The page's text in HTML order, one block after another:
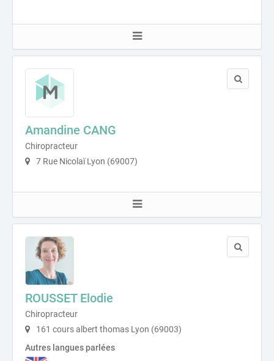
Amandine CANG
Chiropracteur
7 Rue Nicolaï Lyon (69007)
ROUSSET Elodie
Chiropracteur
161 cours albert thomas Lyon (69003)
Autres langues parlées